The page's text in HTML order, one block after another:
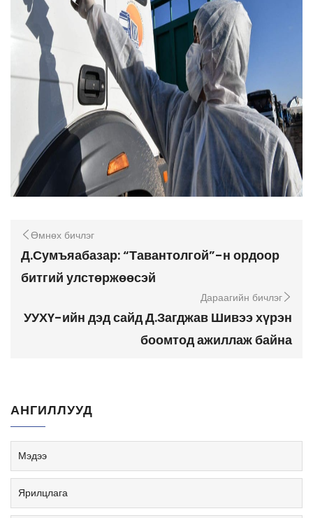
Өмнөх бичлэг
Д.Сумъяабазар: “Тавантолгой”-н ордоор
битгий улстөржөөсэй
Дараагийн бичлэг
УУХҮ-ийн дэд сайд Д.Загджав Шивээ хүрэн
боомтод ажиллаж байна
АНГИЛЛУУД
Мэдээ
Ярилцлага